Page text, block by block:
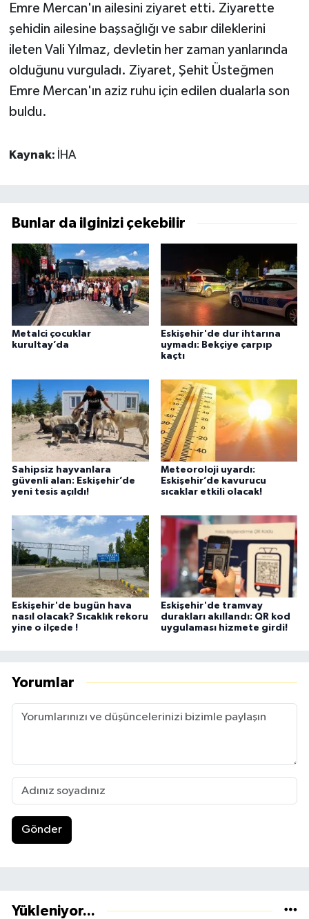
Emre Mercan'ın ailesini ziyaret etti. Ziyarette
şehidin ailesine başsağlığı ve sabır dileklerini
ileten Vali Yılmaz, devletin her zaman yanlarında
olduğunu vurguladı. Ziyaret, Şehit Üsteğmen
Emre Mercan'ın aziz ruhu için edilen dualarla son
buldu.
Kaynak: İHA
Bunlar da ilginizi çekebilir
Metalci çocuklar
kurultay’da
Eskişehir'de dur ihtarına
uymadı: Bekçiye çarpıp
kaçtı
Sahipsiz hayvanlara
güvenli alan: Eskişehir’de
yeni tesis açıldı!
Meteoroloji uyardı:
Eskişehir’de kavurucu
sıcaklar etkili olacak!
Eskişehir'de bugün hava
nasıl olacak? Sıcaklık rekoru
yine o ilçede !
Eskişehir'de tramvay
durakları akıllandı: QR kod
uygulaması hizmete girdi!
Yorumlar
Gönder
Yükleniyor...
Yurttan